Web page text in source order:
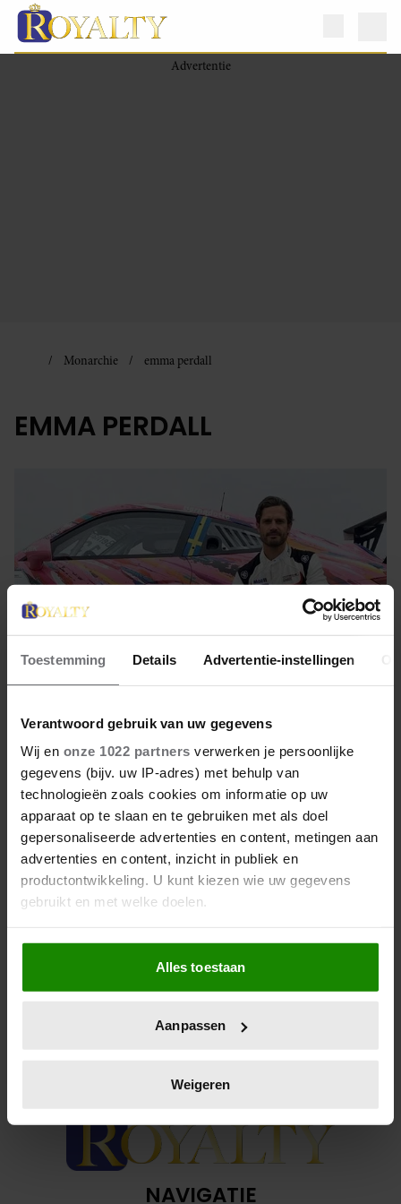
Toestemming Details Advertentie-instellingen
Verantwoord gebruik van uw gegevens
Wij en onze 1022 partners verwerken je persoonlijke
gegevens (bijv. uw IP-adres) met behulp van
technologieën zoals cookies om informatie op uw
apparaat op te slaan en te gebruiken met als doel
gepersonaliseerde advertenties en content, metingen aan
advertenties en content, inzicht in publiek en
productontwikkeling. U kunt kiezen wie uw gegevens
gebruikt en met welke doelen.
Als u het toestaat, willen we ook graag:
Informatie verzamelen over uw geografische
locatie, die tot een paar meter nauwkeurig kan zijn
scannen op specifieke eigenschappen (fingerprinting)
verwerkt en stel uw voorkeuren in het
intrekken in de Cookieverklaring.
We gebruiken cookies om content en advertenties te
personaliseren, om functies voor social media te bieden
Alles toestaan
Aanpassen
Weigeren
Monarchie emma perdall
EMMA PERDALL
6 april 2022
CARL PHILIP NAAR DE IKEA
Jaloezie speelde een schokkende hoofdrol.
NAVIGATIE